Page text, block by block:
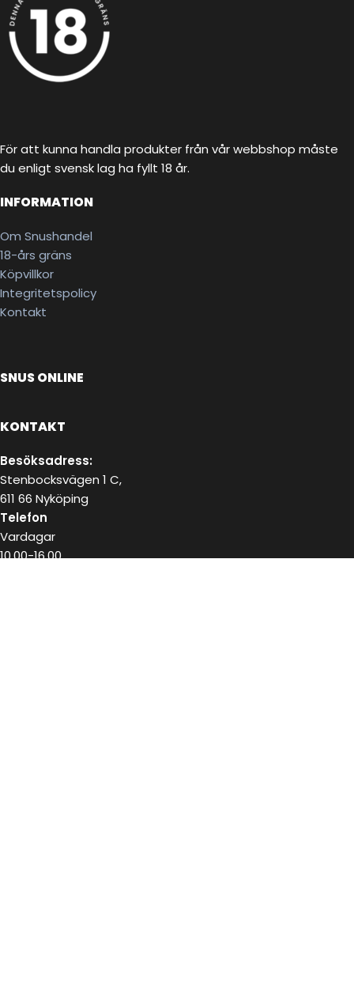
För att kunna handla produkter från vår webbshop måste
du enligt svensk lag ha fyllt 18 år.
INFORMATION
Om Snushandel
18-års gräns
Köpvillkor
Integritetspolicy
Kontakt
SNUS ONLINE
KONTAKT
Besöksadress:
Stenbocksvägen 1 C,
611 66 Nyköping
Telefon
Vardagar
10.00-16.00